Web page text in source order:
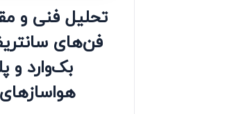
تحلیل فنی و
فن‌های
بک‌وارد و